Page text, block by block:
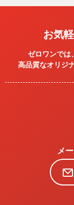
お気
ゼロワンでは
高品質なオリジ
メ